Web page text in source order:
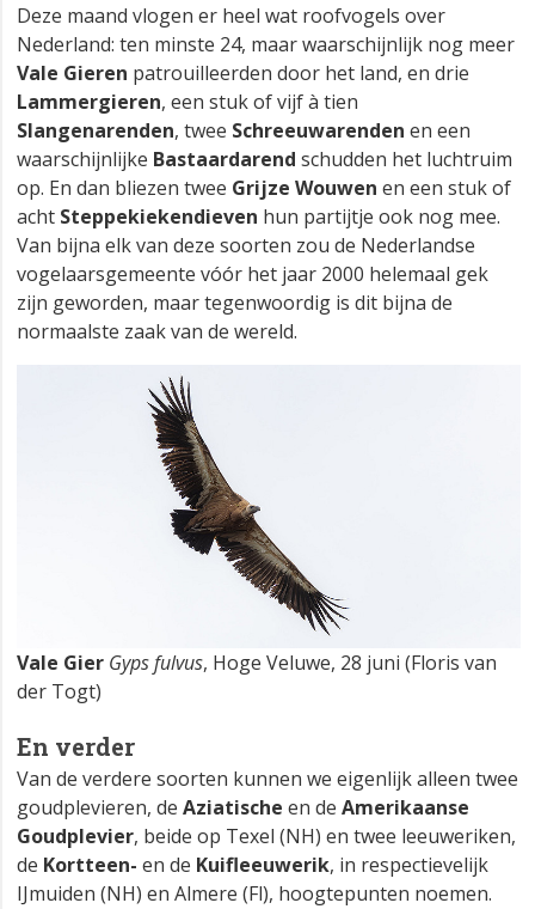
Deze maand vlogen er heel wat roofvogels over
Nederland: ten minste 24, maar waarschijnlijk nog meer
Vale Gieren patrouilleerden door het land, en drie
Lammergieren, een stuk of vijf à tien
Slangenarenden, twee Schreeuwarenden en een
waarschijnlijke Bastaardarend schudden het luchtruim
op. En dan bliezen twee Grijze Wouwen en een stuk of
acht Steppekiekendieven hun partijtje ook nog mee.
Van bijna elk van deze soorten zou de Nederlandse
vogelaarsgemeente vóór het jaar 2000 helemaal gek
zijn geworden, maar tegenwoordig is dit bijna de
normaalste zaak van de wereld.
Vale Gier Gyps fulvus, Hoge Veluwe, 28 juni (Floris van
der Togt)
En verder
Van de verdere soorten kunnen we eigenlijk alleen twee
goudplevieren, de Aziatische en de Amerikaanse
Goudplevier, beide op Texel (NH) en twee leeuweriken,
de Kortteen- en de Kuifleeuwerik, in respectievelijk
IJmuiden (NH) en Almere (Fl), hoogtepunten noemen.